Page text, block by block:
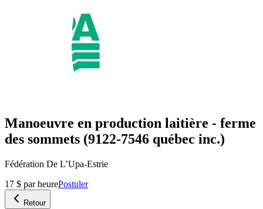
Manoeuvre en production laitière - ferme
des sommets (9122-7546 québec inc.)
Fédération De L’Upa-Estrie
17 $ par heurePostuler
Retour